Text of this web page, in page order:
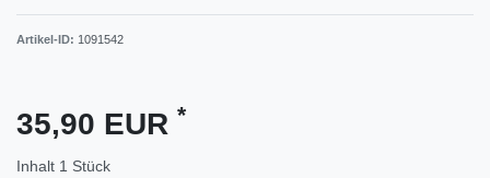
Artikel-ID: 1091542
35,90 EUR *
Inhalt 1 Stück